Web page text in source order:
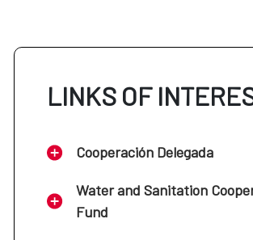
LINKS OF
Cooperación Delegada
Water and Sanitation
Fund